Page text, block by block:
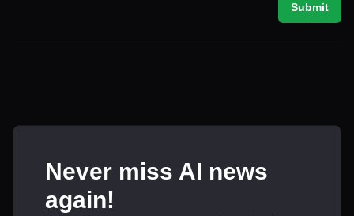
Submit
Never miss AI news
again!